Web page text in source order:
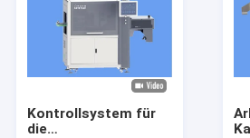
Kontrollsystem für
die